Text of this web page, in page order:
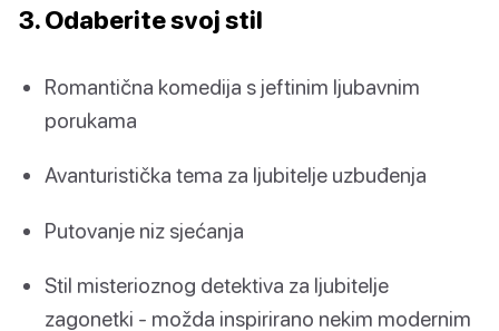
3. Odaberite svoj stil
Romantična komedija s jeftinim ljubavnim
porukama
Avanturistička tema za ljubitelje uzbuđenja
Putovanje niz sjećanja
Stil misterioznog detektiva za ljubitelje
zagonetki - možda inspirirano nekim modernim